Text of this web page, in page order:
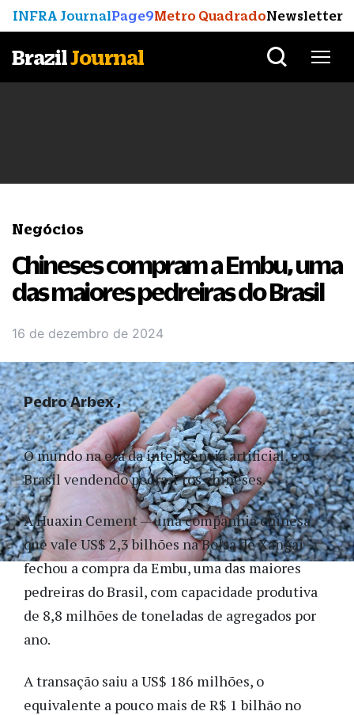
INFRA JournalPage9Metro QuadradoNewsletter
BrazilJournal
Negócios
Chineses compram a Embu, uma
das maiores pedreiras do Brasil
16 de dezembro de 2024
O mundo na era da inteligência artificial, e o
Brasil vendendo pedra. Pros chineses.
A Huaxin Cement — uma companhia chinesa
que vale US$ 2,3 bilhões na Bolsa de Xangai —
fechou a compra da Embu, uma das maiores
pedreiras do Brasil, com capacidade produtiva
de 8,8 milhões de toneladas de agregados por
ano.
A transação saiu a US$ 186 milhões, o
equivalente a pouco mais de R$ 1 bilhão no
Pedro Arbex